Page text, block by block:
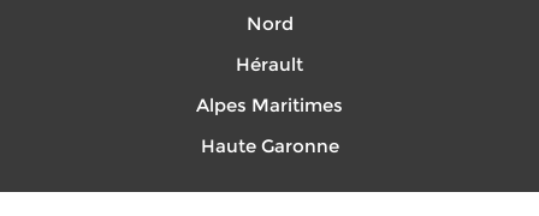
Nord
Hérault
Alpes Maritimes
Haute Garonne